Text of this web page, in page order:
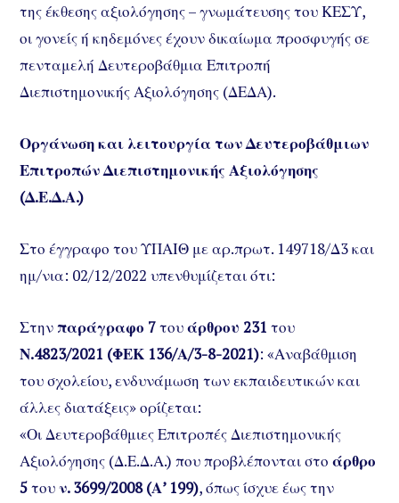
της έκθεσης αξιολόγησης – γνωμάτευσης του ΚΕΣΥ,
οι γονείς ή κηδεμόνες έχουν δικαίωμα προσφυγής σε
πενταμελή Δευτεροβάθμια Επιτροπή
Διεπιστημονικής Αξιολόγησης (ΔΕΔΑ).
Οργάνωση και λειτουργία των Δευτεροβάθμιων
Επιτροπών Διεπιστημονικής Αξιολόγησης
(Δ.Ε.Δ.Α.)
Στο έγγραφο του ΥΠΑΙΘ με αρ.πρωτ. 149718/Δ3 και
ημ/νια: 02/12/2022 υπενθυμίζεται ότι:
Στηνπαράγραφο 7τουάρθρου 231 του
Ν.4823/2021 (ΦΕΚ 136/Α/3-8-2021): «Αναβάθμιση
του σχολείου, ενδυνάμωση των εκπαιδευτικών και
άλλες διατάξεις» ορίζεται:
«Οι Δευτεροβάθμιες Επιτροπές Διεπιστημονικής
Αξιολόγησης (Δ.Ε.Δ.Α.) που προβλέπονται στο άρθρο
5τουν. 3699/2008 (Α’ 199), όπως ίσχυε έως την